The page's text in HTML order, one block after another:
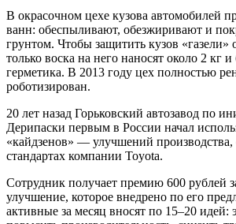
В окрасочном цехе кузова автомобилей
ванн: обеспыливают, обезжиривают и
грунтом. Чтобы защитить кузов «газели»
только воска на него наносят около 2 кг и
герметика. В 2013 году цех полностью
роботизирован.
20 лет назад Горьковский автозавод по
Дерипаски первым в России начал
«кайдзенов» — улучшений
стандартах компании Toyota.
Сотрудник получает премию 600 рублей
улучшение, которое внедрено по его
активные за месяц вносят по 15–20 идей: